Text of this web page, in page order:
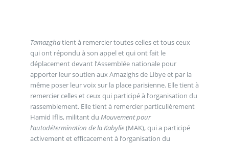
Tamazghatient à remercier toutes celles et tous ceux
qui ont répondu à son appel et qui ont fait le
déplacement devant l’Assemblée nationale pour
apporter leur soutien aux Amazighs de Libye et par la
même poser leur voix sur la place parisienne. Elle tient à
remercier celles et ceux qui participé à l’organisation du
rassemblement. Elle tient à remercier particulièrement
Hamid Iflis, militant du Mouvement pour
l’autodétermination de la Kabylie(MAK), qui a participé
activement et efficacement à l’organisation du